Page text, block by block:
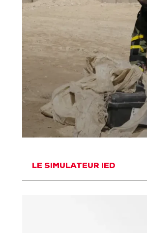
LE SIMULATEUR IED